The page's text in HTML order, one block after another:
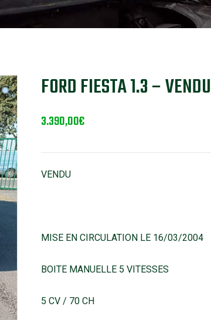
FORD FIESTA 1.3 – VENDU
3.390,00€
VENDU
MISE EN CIRCULATION LE 16/03/2004
BOITE MANUELLE 5 VITESSES
5 CV / 70 CH